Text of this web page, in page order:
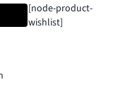
[node-product-
wishlist]